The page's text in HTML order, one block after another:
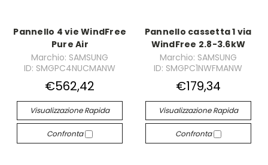
Pannello 4 vie WindFree
Pure Air
Marchio: SAMSUNG
ID: SMGPC4NUCMANW
€562,42
Visualizzazione Rapida
Confronta
Pannello cassetta 1 via
WindFree 2.8-3.6kW
Marchio: SAMSUNG
ID: SMGPC1NWFMANW
€179,34
Visualizzazione Rapida
Confronta